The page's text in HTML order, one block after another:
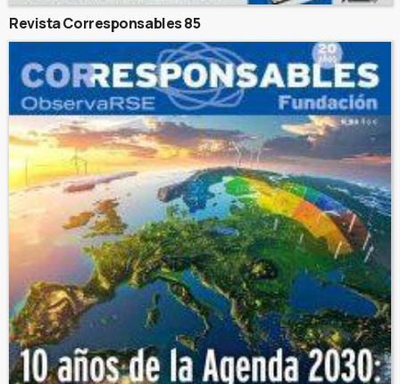
Revista Corresponsables 85